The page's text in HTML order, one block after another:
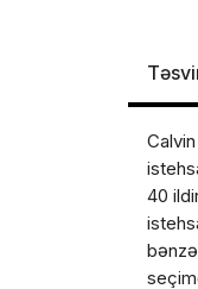
40